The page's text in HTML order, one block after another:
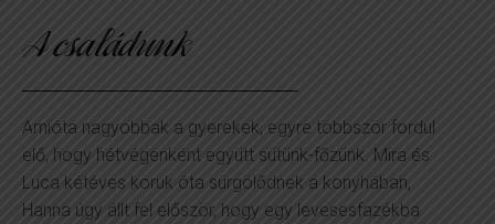
A családunk
Amióta nagyobbak a gyerekek, egyre többször fordul
elő, hogy hétvégenként együtt sütünk-főzünk. Mira és
Luca kétéves koruk óta sürgölődnek a konyhában,
Hanna úgy állt fel először, hogy egy levesesfazékba
A családunk
Otthon olaszos, mediterrán konyhát viszünk, többek
között azért, mert gyakran fordulnak meg nálunk
barátok, ismerősök. Ilyenkor sokat és sok emberre
főzünk. Nagyon szeretjük Olaszországot, több baráti